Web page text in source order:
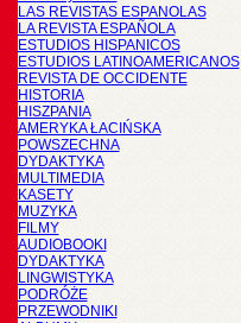
LAS REVISTAS ESPANOLAS
LA REVISTA ESPAÑOLA
ESTUDIOS HISPANICOS
ESTUDIOS LATINOAMERICANOS
REVISTA DE OCCIDENTE
HISTORIA
HISZPANIA
AMERYKA ŁACIŃSKA
POWSZECHNA
DYDAKTYKA
MULTIMEDIA
KASETY
MUZYKA
FILMY
AUDIOBOOKI
DYDAKTYKA
LINGWISTYKA
PODRÓŻE
PRZEWODNIKI